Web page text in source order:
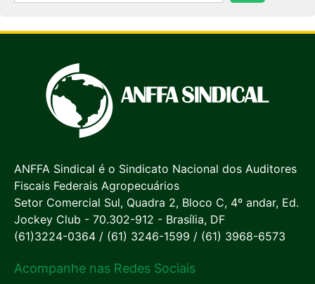
ANFFA Sindical é o Sindicato Nacional dos Auditores
Fiscais Federais Agropecuários
Setor Comercial Sul, Quadra 2, Bloco C, 4º andar, Ed.
Jockey Club - 70.302-912 - Brasília, DF
(61)3224-0364 / (61) 3246-1599 / (61) 3968-6573
Acompanhe nas Redes Sociais